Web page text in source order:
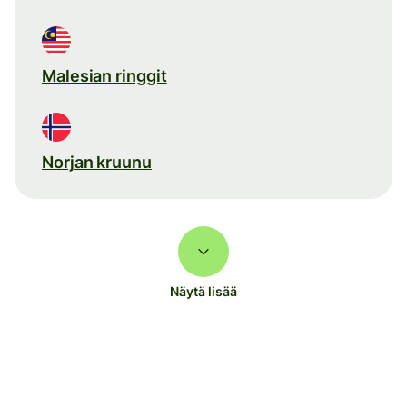
Malesian ringgit
Norjan kruunu
Näytä lisää